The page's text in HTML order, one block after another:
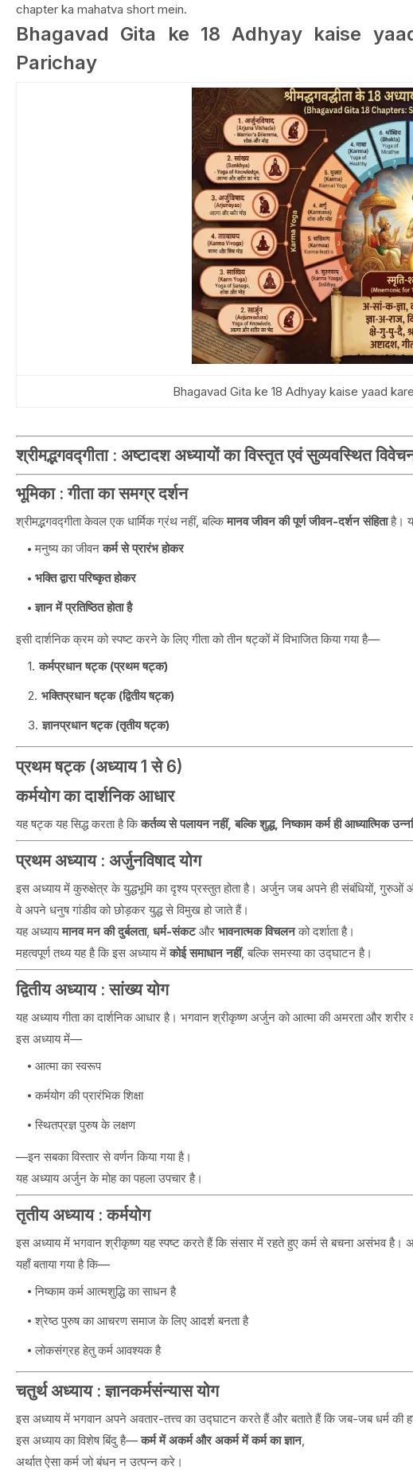
chapter ka mahatva short mein.
Bhagavad Gita ke 18 Adhyay kaise
Parichay
Bhagavad Gita ke 18 Adhyay kaise yaad
श्रीमद्भगवद्गीता : अष्टादश अध्यायों का विस्तृत एवं सुव्यवस्थित
भूमिका : गीता का समग्र दर्शन
श्रीमद्भगवद्गीता केवल एक धार्मिक ग्रंथ नहीं, बल्किमानव जीवन की पूर्ण जीवन-दर्शन संहिताहै।
मनुष्य का जीवनकर्म से प्रारंभ होकर
भक्ति द्वारा परिष्कृत होकर
ज्ञान में प्रतिष्ठित होता है
इसी दार्शनिक क्रम को स्पष्ट करने के लिए गीता को तीन षट्कों में विभाजित किया गया है—
कर्मप्रधान षट्क (प्रथम षट्क)
भक्तिप्रधान षट्क (द्वितीय षट्क)
ज्ञानप्रधान षट्क (तृतीय षट्क)
प्रथम षट्क (अध्याय 1 से 6)
कर्मयोग का दार्शनिक आधार
यह षट्क यह सिद्ध करता है किकर्तव्य से पलायन नहीं, बल्कि शुद्ध, निष्काम कर्म ही आध्यात्मिक
प्रथम अध्याय : अर्जुनविषाद योग
इस अध्याय में कुरुक्षेत्र के युद्धभूमि का दृश्य प्रस्तुत होता है। अर्जुन जब अपने ही संबंधियों,
वे अपने धनुष गांडीव को छोड़कर युद्ध से विमुख हो जाते हैं।
यह अध्यायमानव मन की दुर्बलता, धर्म-संकटऔर भावनात्मक विचलनको दर्शाता है।
महत्वपूर्ण तथ्य यह है कि इस अध्याय मेंकोई समाधान नहीं, बल्कि समस्या का उद्घाटन है।
द्वितीय अध्याय : सांख्य योग
यह अध्याय गीता का दार्शनिक आधार है। भगवान श्रीकृष्ण अर्जुन को आत्मा की अमरता और
इस अध्याय में—
आत्मा का स्वरूप
कर्मयोग की प्रारंभिक शिक्षा
स्थितप्रज्ञ पुरुष के लक्षण
—इन सबका विस्तार से वर्णन किया गया है।
यह अध्याय अर्जुन के मोह का पहला उपचार है।
तृतीय अध्याय : कर्मयोग
इस अध्याय में भगवान श्रीकृष्ण यह स्पष्ट करते हैं कि संसार में रहते हुए कर्म से बचना असंभव है।
यहाँ बताया गया है कि—
निष्काम कर्म आत्मशुद्धि का साधन है
श्रेष्ठ पुरुष का आचरण समाज के लिए आदर्श बनता है
लोकसंग्रह हेतु कर्म आवश्यक है
चतुर्थ अध्याय : ज्ञानकर्मसंन्यास योग
इस अध्याय में भगवान अपने अवतार-तत्त्व का उद्घाटन करते हैं और बताते हैं कि जब-जब धर्म की
इस अध्याय का विशेष बिंदु है—कर्म में अकर्म और अकर्म में कर्म का ज्ञान,
अर्थात ऐसा कर्म जो बंधन न उत्पन्न करे।